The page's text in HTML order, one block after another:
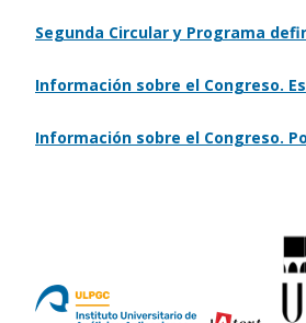
Segunda Circular y Programa
Información sobre el Congreso.
Información sobre el Congreso.